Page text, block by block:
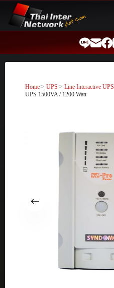
content
Home > UPS > Line Interactive UPS
UPS 1500VA / 1200 Watt